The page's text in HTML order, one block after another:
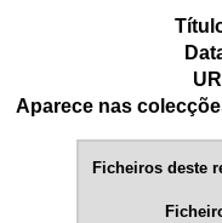
Aparece nas
Ficheiros deste